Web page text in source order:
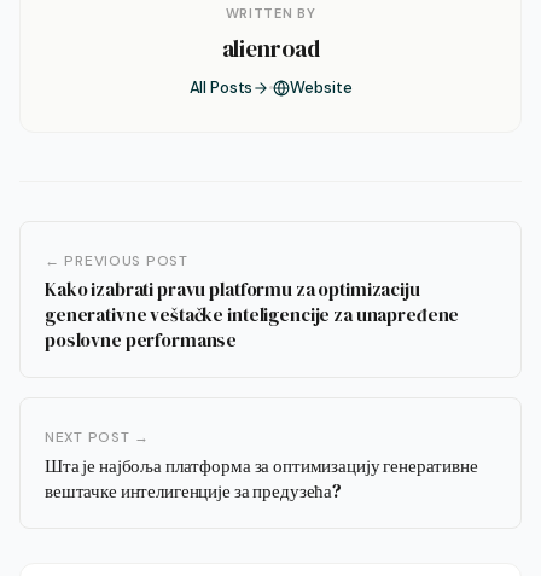
WRITTEN BY
alienroad
All Posts Website
← PREVIOUS POST
Kako izabrati pravu platformu za optimizaciju
generativne veštačke inteligencije za unapređene
poslovne performanse
NEXT POST →
Шта је најбоља платформа за оптимизацију генеративне
вештачке интелигенције за предузећа?